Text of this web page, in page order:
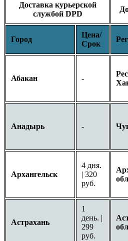
Доставка курьерской
службой DPD
Город
Цена/
Срок
Абакан -
Анадырь -
Архангельск
4 дня.
| 320
руб.
Астрахань
1
день. |
299
руб.